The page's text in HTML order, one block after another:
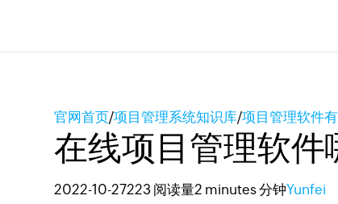
官网首页/项目管理系统知识库/项目管理软件
在线项目管理软件
2022-10-27223 阅读量2 minutes 分钟Yunfei